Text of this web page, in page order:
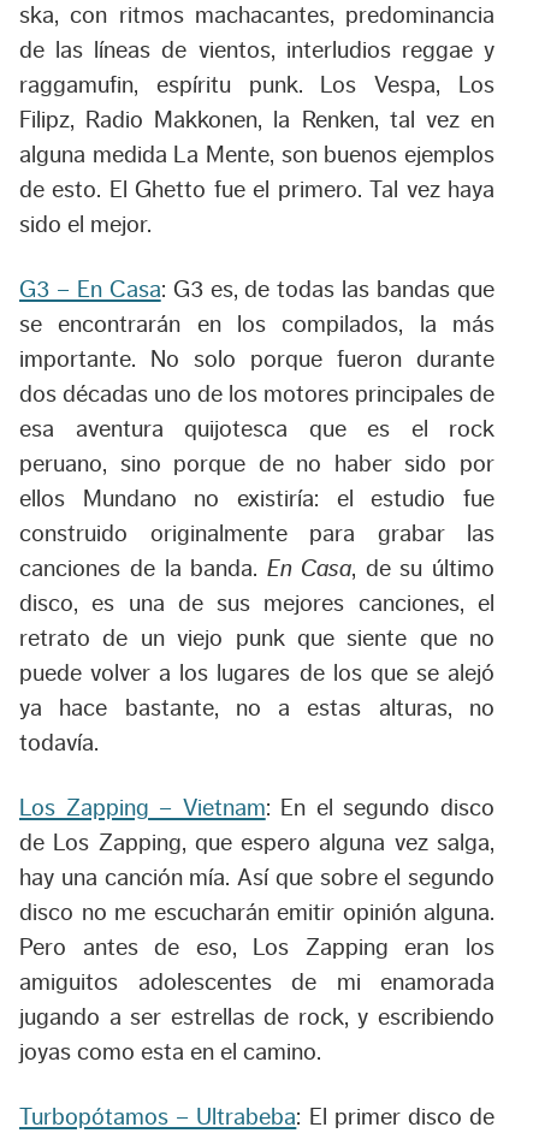
ska, con ritmos machacantes, predominancia
de las líneas de vientos, interludios reggae y
raggamufin, espíritu punk. Los Vespa, Los
Filipz, Radio Makkonen, la Renken, tal vez en
alguna medida La Mente, son buenos ejemplos
de esto. El Ghetto fue el primero. Tal vez haya
sido el mejor.
G3 – En Casa: G3 es, de todas las bandas que
se encontrarán en los compilados, la más
importante. No solo porque fueron durante
dos décadas uno de los motores principales de
esa aventura quijotesca que es el rock
peruano, sino porque de no haber sido por
ellos Mundano no existiría: el estudio fue
construido originalmente para grabar las
canciones de la banda. En Casa, de su último
disco, es una de sus mejores canciones, el
retrato de un viejo punk que siente que no
puede volver a los lugares de los que se alejó
ya hace bastante, no a estas alturas, no
todavía.
Los Zapping – Vietnam: En el segundo disco
de Los Zapping, que espero alguna vez salga,
hay una canción mía. Así que sobre el segundo
disco no me escucharán emitir opinión alguna.
Pero antes de eso, Los Zapping eran los
amiguitos adolescentes de mi enamorada
jugando a ser estrellas de rock, y escribiendo
joyas como esta en el camino.
Turbopótamos – Ultrabeba: El primer disco de